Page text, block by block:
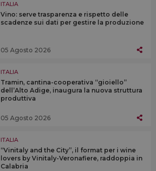
ITALIA
Vino: serve trasparenza e rispetto delle
scadenze sui dati per gestire la produzione
05 Agosto 2026
ITALIA
Tramin, cantina-cooperativa “gioiello”
dell’Alto Adige, inaugura la nuova struttura
produttiva
05 Agosto 2026
ITALIA
“Vinitaly and the City”, il format per i wine
lovers by Vinitaly-Veronafiere, raddoppia in
Calabria